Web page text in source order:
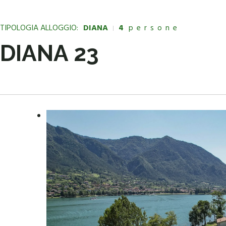
TIPOLOGIA ALLOGGIO: DIANA 4 persone
DIANA 23